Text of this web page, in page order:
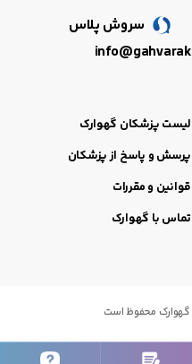
سروش پلاس
لیست پزشکان گهوارک
پرسش و پاسخ از پزشکان
قوانین و مقررات
تماس با گهوارک
گهوارک محفوظ است